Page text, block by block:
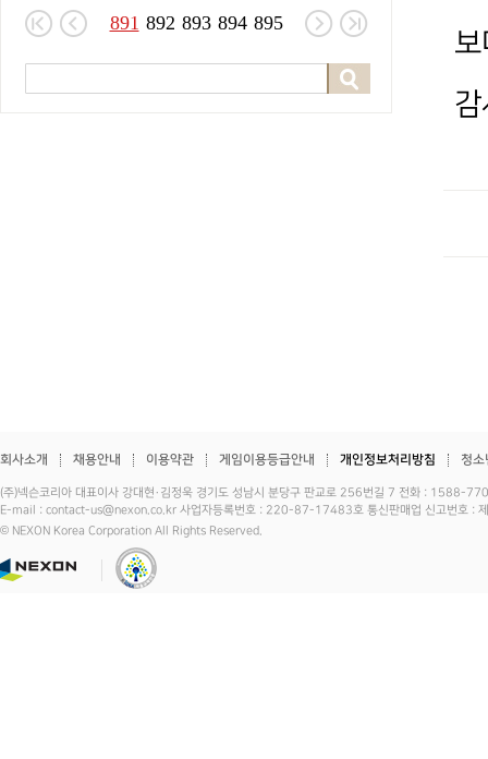
891 892 893 894 895
회사소개 채용안내 이용약관 게임이용등급안내 개인정보처리방침 청소
(주)넥슨코리아 대표이사 강대현·김정욱 경기도 성남시 분당구 판교로 256번길 7 전화 :
E-mail : contact-us@nexon.co.kr 사업자등록번호 : 220-87-17483호 통신판매업 신고번호 :
© NEXON Korea Corporation All Rights Reserved.